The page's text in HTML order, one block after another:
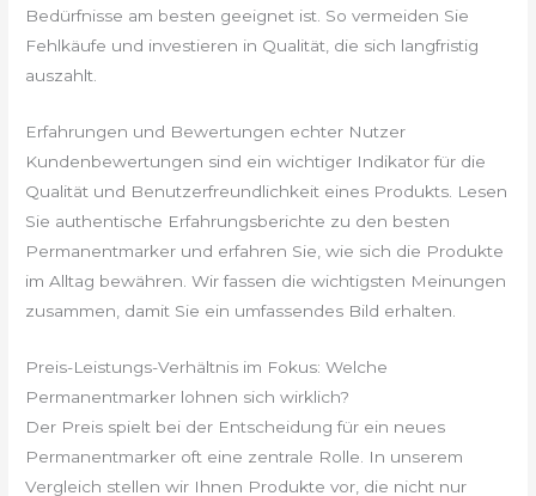
Bedürfnisse am besten geeignet ist. So vermeiden Sie
Fehlkäufe und investieren in Qualität, die sich langfristig
auszahlt.
Erfahrungen und Bewertungen echter Nutzer
Kundenbewertungen sind ein wichtiger Indikator für die
Qualität und Benutzerfreundlichkeit eines Produkts. Lesen
Sie authentische Erfahrungsberichte zu den besten
Permanentmarker und erfahren Sie, wie sich die Produkte
im Alltag bewähren. Wir fassen die wichtigsten Meinungen
zusammen, damit Sie ein umfassendes Bild erhalten.
Preis-Leistungs-Verhältnis im Fokus: Welche
Permanentmarker lohnen sich wirklich?
Der Preis spielt bei der Entscheidung für ein neues
Permanentmarker oft eine zentrale Rolle. In unserem
Vergleich stellen wir Ihnen Produkte vor, die nicht nur